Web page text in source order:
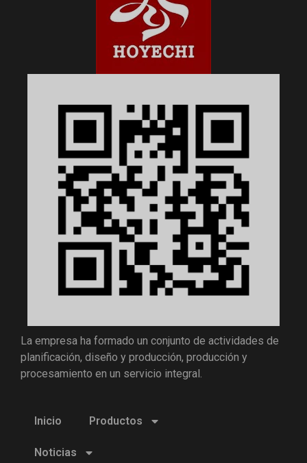
La empresa ha formado un conjunto de actividades de
planificación, diseño y producción, producción y
procesamiento en un servicio integral.
Inicio Productos
Noticias